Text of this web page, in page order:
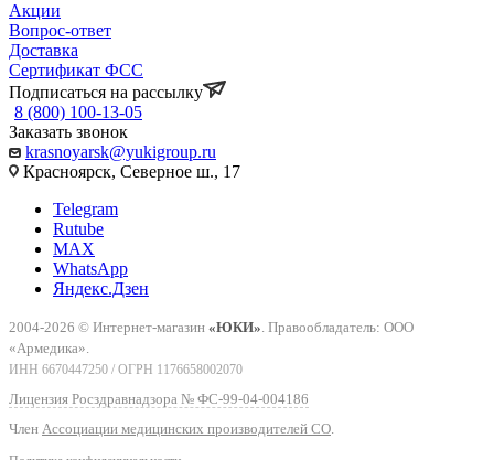
Акции
Вопрос-ответ
Доставка
Сертификат ФСС
Подписаться на рассылку
8 (800) 100-13-05
Заказать звонок
krasnoyarsk@yukigroup.ru
Красноярск, Северное ш., 17
Telegram
Rutube
MAX
WhatsApp
Яндекс.Дзен
2004-2026 © Интернет-магазин «ЮКИ». Правообладатель: ООО
«Армедика».
ИНН 6670447250 / ОГРН 1176658002070
Лицензия Росздравнадзора № ФС-99-04-004186
Член Ассоциации медицинских производителей СО.